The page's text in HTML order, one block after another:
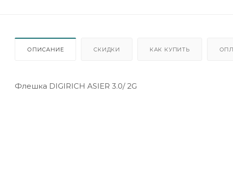
ОПИСАНИЕ СКИДКИ КАК КУПИТЬ
Флешка DIGIRICH ‎ASIER 3.0/ 2G